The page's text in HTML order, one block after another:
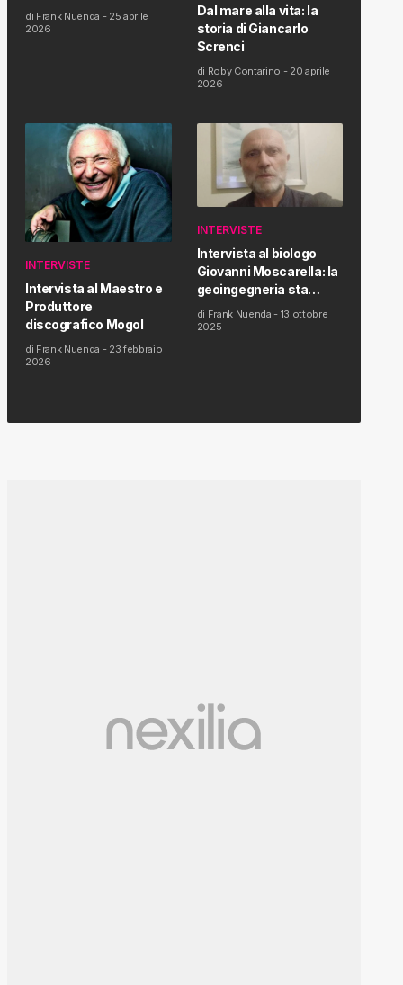
della tematica e della
Proposta di Legge
di Frank Nuenda - 25 aprile
2026
Dal mare alla vita: la
storia di Giancarlo
Screnci
di Roby Contarino - 20 aprile
2026
INTERVISTE
Intervista al Maestro e
Produttore
discografico Mogol
di Frank Nuenda - 23 febbraio
2026
INTERVISTE
Intervista al biologo
Giovanni Moscarella: la
geoingegneria sta
modificando il clima e la
salute dell’uomo
di Frank Nuenda - 13 ottobre
2025